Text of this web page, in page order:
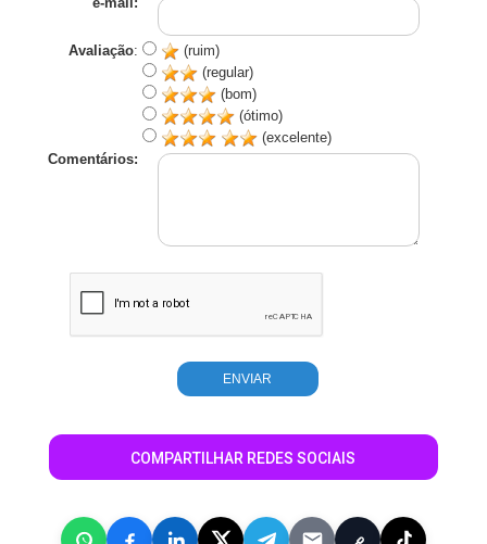
Avaliação:
(ruim)
(regular)
(bom)
(ótimo)
(excelente)
Comentários:
COMPARTILHAR REDES SOCIAIS